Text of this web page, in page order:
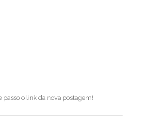
passo o link da nova postagem!